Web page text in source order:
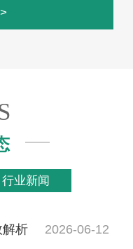
行业新闻
解析 2026-06-12